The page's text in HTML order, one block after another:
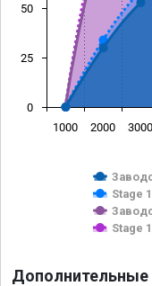
Stage
Stage
1000 2000 3000
0
25
50
Дополнительные